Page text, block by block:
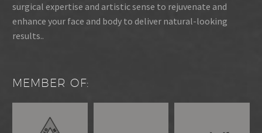
surgical expertise and artistic sense to rejuvenate and
enhance your face and body to deliver natural-looking
results..
MEMBER OF: